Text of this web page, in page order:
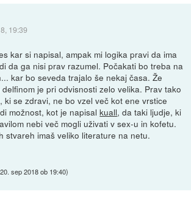
19:39
kar si napisal, ampak mi logika pravi da ima
da ga nisi prav razumel. Počakati bo treba na
kar bo seveda trajalo še nekaj časa. Že
je pri odvisnosti zelo velika. Prav tako
ki se zdravi, ne bo vzel več kot ene vrstice
možnost, kot je napisalkuall, da taki ljudje, ki
nebi več mogli uživati v sex-u in kofetu.
stvareh imaš veliko literature na netu.
20. sep 2018 ob 19:40)